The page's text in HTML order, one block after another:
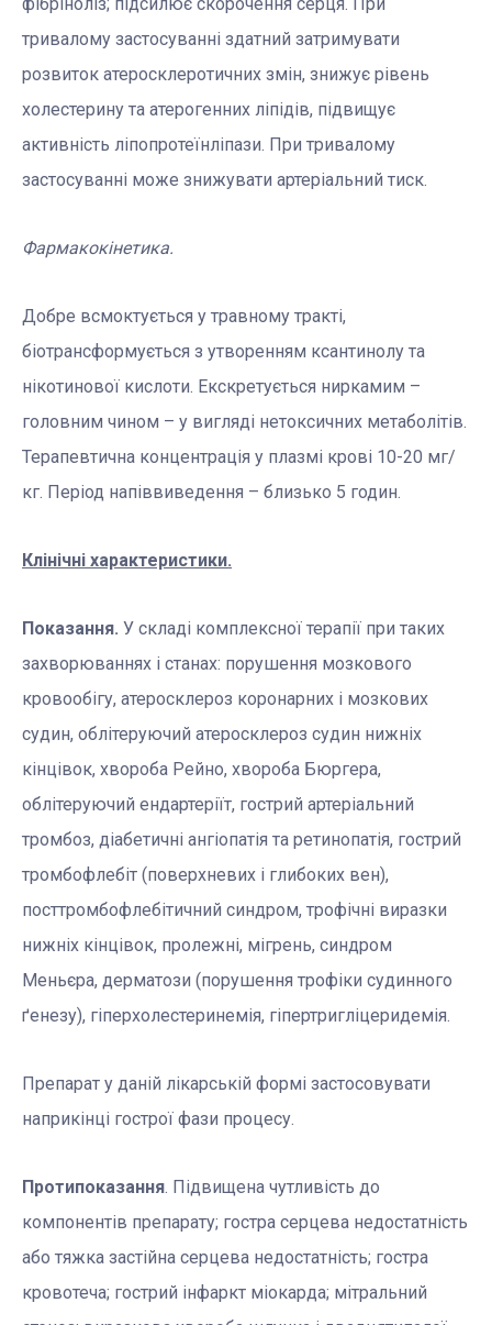
тривалому застосуванні здатний затримувати
розвиток атеросклеротичних змін, знижує рівень
холестерину та атерогенних ліпідів, підвищує
активність ліпопротеїнліпази. При тривалому
застосуванні може знижувати артеріальний тиск.
Фармакокінетика.
Добре всмоктується у травному тракті,
біотрансформується з утворенням ксантинолу та
нікотинової кислоти. Екскретується ниркамим –
головним чином – у вигляді нетоксичних метаболітів.
Терапевтична концентрація у плазмі крові 10-20 мг/
кг. Період напіввиведення – близько 5 годин.
Клінічні характеристики.
Показання. У складі комплексної терапії при таких
захворюваннях і станах: порушення мозкового
кровообігу, атеросклероз коронарних і мозкових
судин, облітеруючий атеросклероз судин нижніх
кінцівок, хвороба Рейно, хвороба Бюргера,
облітеруючий ендартеріїт, гострий артеріальний
тромбоз, діабетичні ангіопатія та ретинопатія, гострий
тромбофлебіт (поверхневих і глибоких вен),
посттромбофлебітичний синдром, трофічні виразки
нижніх кінцівок, пролежні, мігрень, синдром
Меньєра, дерматози (порушення трофіки судинного
ґенезу), гіперхолестеринемія, гіпертригліцеридемія.
Препарат у даній лікарській формі застосовувати
наприкінці гострої фази процесу.
Протипоказання. Підвищена чутливість до
компонентів препарату; гостра серцева недостатність
або тяжка застійна серцева недостатність; гостра
кровотеча; гострий інфаркт міокарда; мітральний